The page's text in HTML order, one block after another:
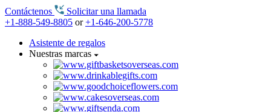
Contáctenos
Solicitar una llamada
+1-888-549-8805 or+1-646-200-5778
Asistente de regalos
Nuestras marcas